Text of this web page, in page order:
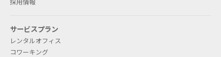
採用情報
サービスプラン
レンタルオフィス
コワーキング